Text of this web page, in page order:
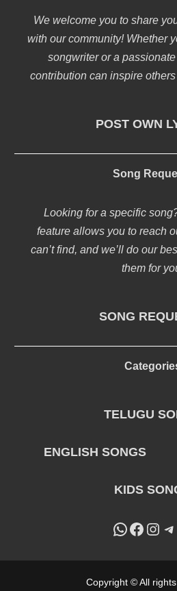
We welcome you to share
with our community! Whether
songwriter or a
contribution can inspire
POST OWN
Song
Looking for a specific
feature allows you to reach
can’t find, and we’ll do our
them for
SONG
TELUGU
ENGLISH SONGS
KIDS
Copyright © All rights